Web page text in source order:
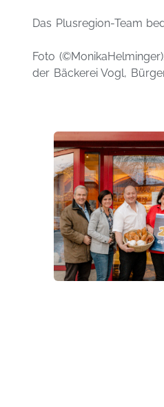
Das Plusregion-Team
Foto
der Bäckerei Vogl,